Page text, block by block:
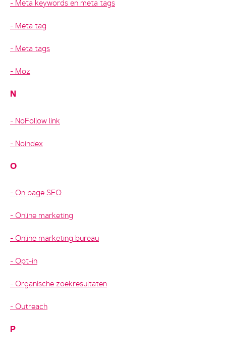
Meta keywords en meta tags
Meta tag
Meta tags
Moz
N
NoFollow link
Noindex
O
On page SEO
Online marketing
Online marketing bureau
Opt-in
Organische zoekresultaten
Outreach
P